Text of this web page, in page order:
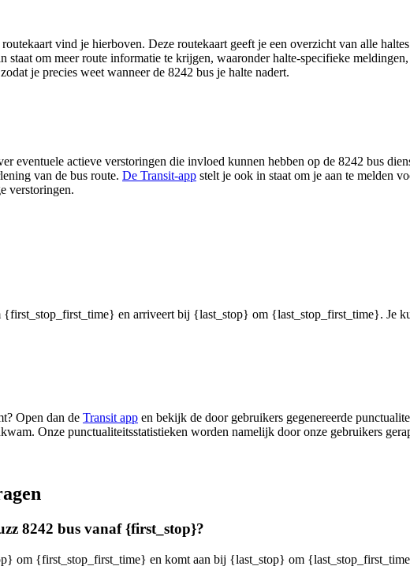
vind je hierboven. Deze routekaart geeft je een overzicht van alle
staat om meer route informatie te krijgen, waaronder halte-specifieke
je precies weet wanneer de 8242 bus je halte nadert.
eventuele actieve verstoringen die invloed kunnen hebben op de 8242 bus
van de bus route. De Transit-app stelt je ook in staat om je aan te melden
verstoringen.
en arriveert bij {last_stop} om {last_stop_first_time}. Je
Open dan de Transit app en bekijk de door gebruikers gegenereerde
Onze punctualiteitsstatistieken worden namelijk door onze gebruikers
8242 bus vanaf {first_stop}?
om {first_stop_first_time} en komt aan bij {last_stop} om